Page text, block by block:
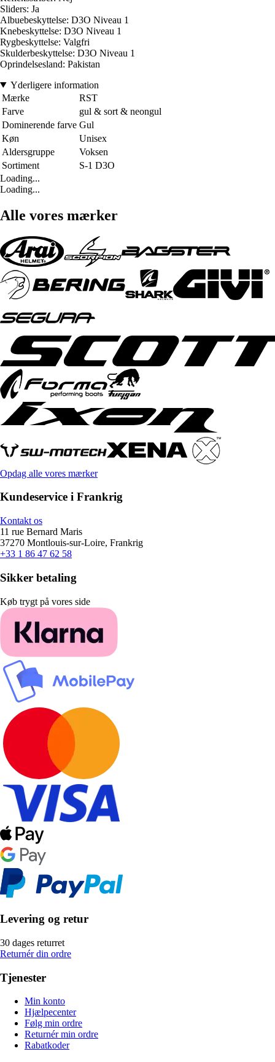
Sliders: Ja
Albuebeskyttelse: D3O Niveau 1
Knebeskyttelse: D3O Niveau 1
Rygbeskyttelse: Valgfri
Skulderbeskyttelse: D3O Niveau 1
Oprindelsesland: Pakistan
Yderligere information
Mærke
RST
Farve
gul & sort & neongul
Dominerende farve Gul
Køn
Unisex
Aldersgruppe
Voksen
Sortiment
S-1 D3O
Loading...
Loading...
Alle vores mærker
Opdag alle vores mærker
Kundeservice i Frankrig
Kontakt os
11 rue Bernard Maris
37270 Montlouis-sur-Loire, Frankrig
+33 1 86 47 62 58
Sikker betaling
Køb trygt på vores side
Levering og retur
30 dages returret
Returnér din ordre
Tjenester
Min konto
Hjælpecenter
Følg min ordre
Returnér min ordre
Rabatkoder